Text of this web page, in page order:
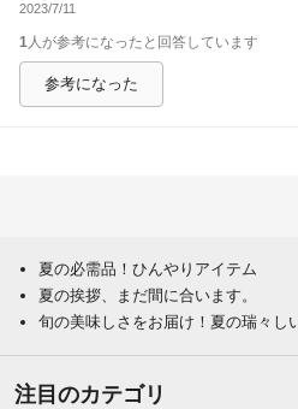
2023/7/11
1人が参考になったと回答しています
参考になった
夏の必需品！ひんやりアイテム
夏の挨拶、まだ間に合います。
旬の美味しさをお届け！夏の瑞々し
注目のカテゴリ